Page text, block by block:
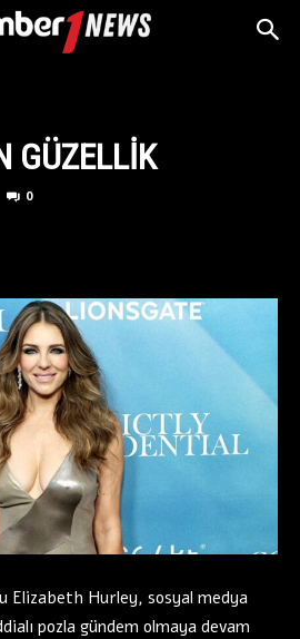
GÜZELLIK
0
Elizabeth Hurley, sosyal medya
pozla gündem olmaya devam